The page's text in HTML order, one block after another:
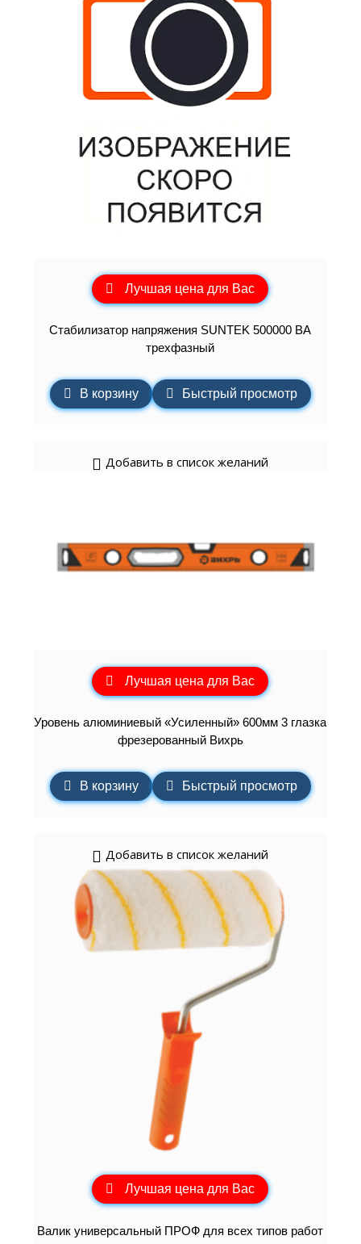
Лучшая цена для Вас
Стабилизатор напряжения SUNTEK 500000 ВА
трехфазный
В корзину Быстрый просмотр
Добавить в список желаний
Лучшая цена для Вас
Уровень алюминиевый «Усиленный» 600мм 3 глазка
фрезерованный Вихрь
В корзину Быстрый просмотр
Добавить в список желаний
Лучшая цена для Вас
Валик универсальный ПРОФ для всех типов работ